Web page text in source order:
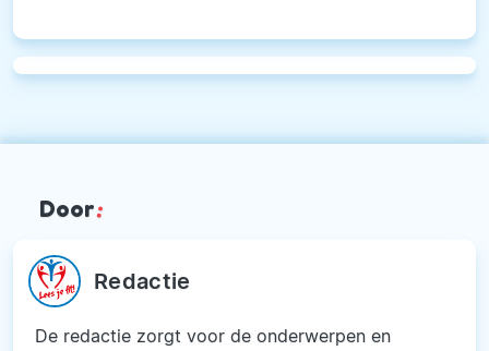
Door:
Redactie
De redactie zorgt voor de onderwerpen en